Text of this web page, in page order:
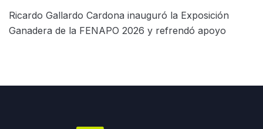
Ricardo Gallardo Cardona inauguró la Exposición
Ganadera de la FENAPO 2026 y refrendó apoyo